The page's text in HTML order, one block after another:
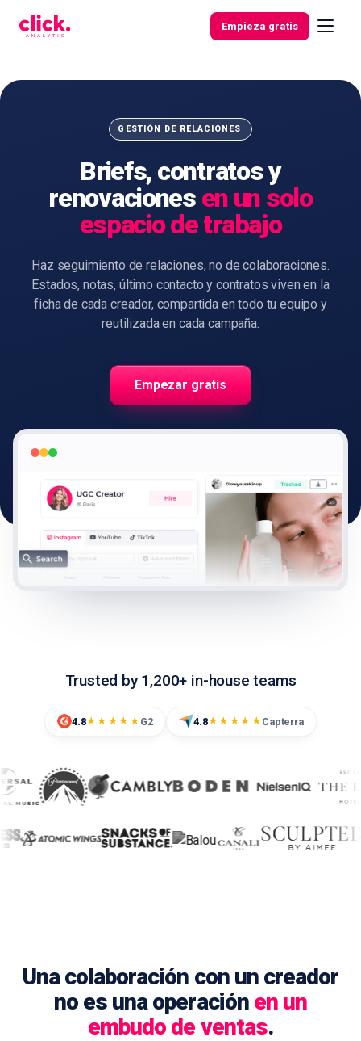
Empieza gratis
Funcionalidades
Herramientas
gratuitas
GESTIÓN DE RELACIONES
Briefs, contratos y
renovaciones en un solo
espacio de trabajo
Haz seguimiento de relaciones, no de colaboraciones.
Estados, notas, último contacto y contratos viven en la
ficha de cada creador, compartida en todo tu equipo y
reutilizada en cada campaña.
Empezar gratis
Trusted by 1,200+ in-house teams
4.8★★★★★ G2 4.8★★★★★ Capterra
Una colaboración con un creador
no es una operación en un
embudo de ventas.